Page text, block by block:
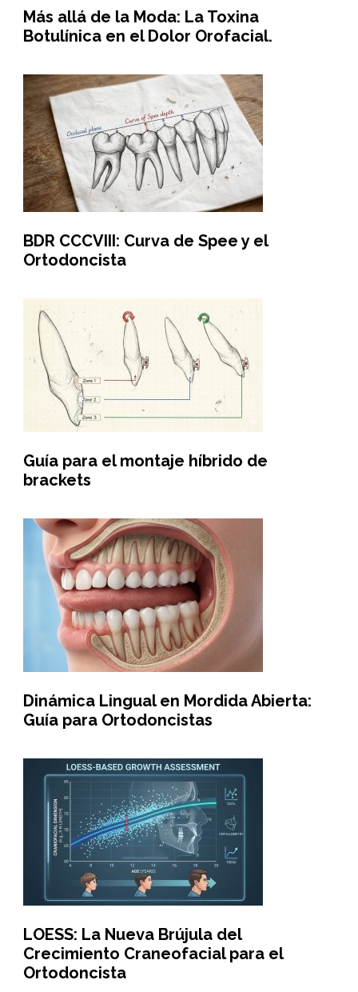
Más allá de la Moda: La Toxina
Botulínica en el Dolor Orofacial.
BDR CCCVIII: Curva de Spee y el
Ortodoncista
Guía para el montaje híbrido de
brackets
Dinámica Lingual en Mordida Abierta:
Guía para Ortodoncistas
LOESS: La Nueva Brújula del
Crecimiento Craneofacial para el
Ortodoncista